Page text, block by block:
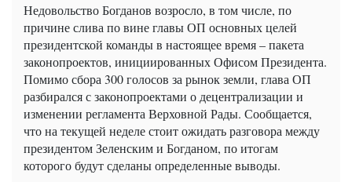
Недовольство Богданов возросло, в том числе, по
причине слива по вине главы ОП основных целей
президентской команды в настоящее время – пакета
законопроектов, инициированных Офисом Президента.
Помимо сбора 300 голосов за рынок земли, глава ОП
разбирался с законопроектами о децентрализации и
изменении регламента Верховной Рады. Сообщается,
что на текущей неделе стоит ожидать разговора между
президентом Зеленским и Богданом, по итогам
которого будут сделаны определенные выводы.